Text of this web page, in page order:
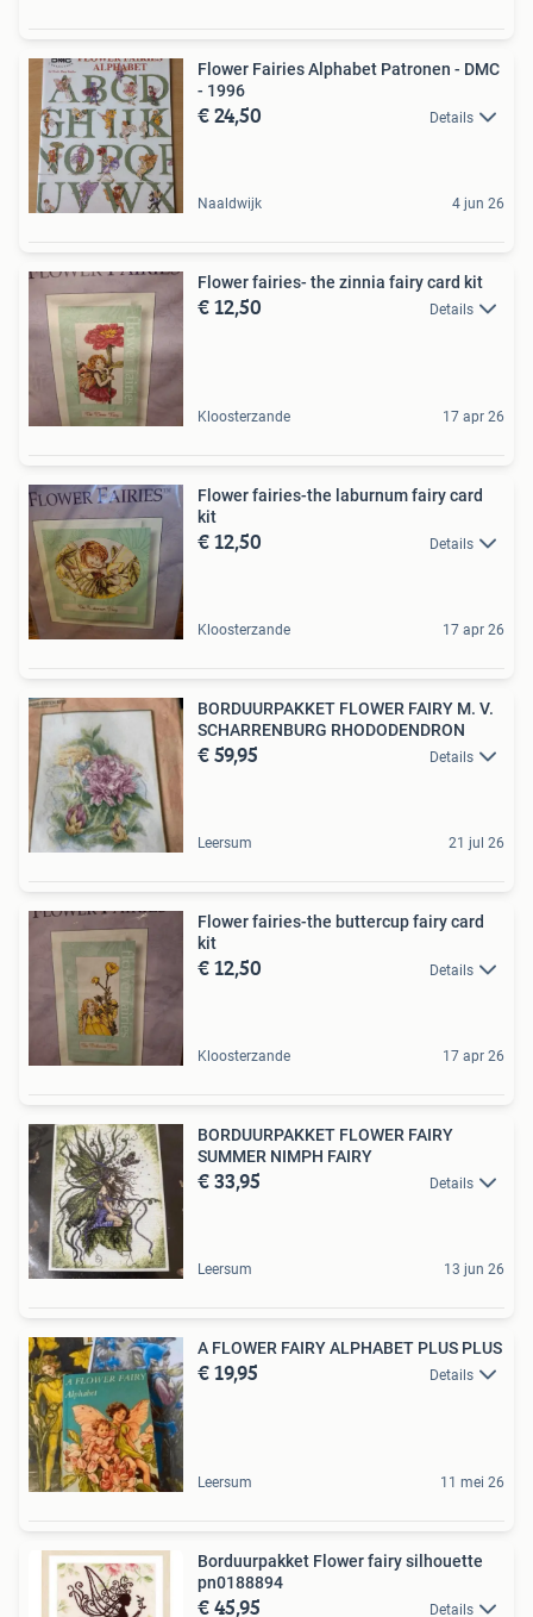
Flower Fairies Alphabet Patronen - DMC
- 1996
€ 24,50 Details
Naaldwijk 4 jun 26
Flower fairies- the zinnia fairy card kit
€ 12,50 Details
Kloosterzande 17 apr 26
Flower fairies-the laburnum fairy card
kit
€ 12,50 Details
Kloosterzande 17 apr 26
BORDUURPAKKET FLOWER FAIRY M. V.
SCHARRENBURG RHODODENDRON
€ 59,95 Details
Leersum 21 jul 26
Flower fairies-the buttercup fairy card
kit
€ 12,50 Details
Kloosterzande 17 apr 26
BORDUURPAKKET FLOWER FAIRY
SUMMER NIMPH FAIRY
€ 33,95 Details
Leersum 13 jun 26
A FLOWER FAIRY ALPHABET PLUS PLUS
€ 19,95 Details
Leersum 11 mei 26
Borduurpakket Flower fairy silhouette
pn0188894
€ 45,95 Details